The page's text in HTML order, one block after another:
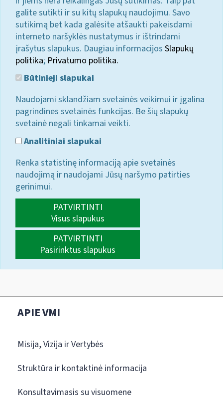
galite sutikti ir su kitų slapukų naudojimu. Savo
sutikimą bet kada galėsite atšaukti pakeisdami
interneto naršyklės nustatymus ir ištrindami
įrašytus slapukus. Daugiau informacijos Slapukų
politika; Privatumo politika.
Būtinieji slapukai
Naudojami sklandžiam svetainės veikimui ir įgalina
pagrindines svetainės funkcijas. Be šių slapukų
svetainė negali tinkamai veikti.
Analitiniai slapukai
Renka statistinę informaciją apie svetainės
naudojimą ir naudojami Jūsų naršymo patirties
gerinimui.
PATVIRTINTI
Visus slapukus
PATVIRTINTI
Pasirinktus slapukus
APIE VMI
Misija, Vizija ir Vertybės
Struktūra ir kontaktinė informacija
Konsultavimasis su visuomene